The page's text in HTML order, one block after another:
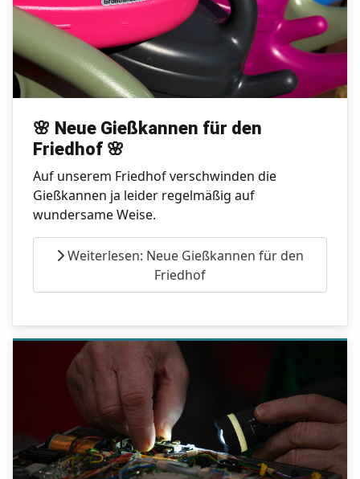
🌸 Neue Gießkannen für den
Friedhof 🌸
Auf unserem Friedhof verschwinden die
Gießkannen ja leider regelmäßig auf
wundersame Weise.
Weiterlesen: Neue Gießkannen für den
Friedhof